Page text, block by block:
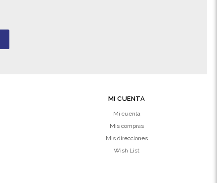
MI CUENTA
Mi cuenta
Mis compras
Mis direcciones
Wish List